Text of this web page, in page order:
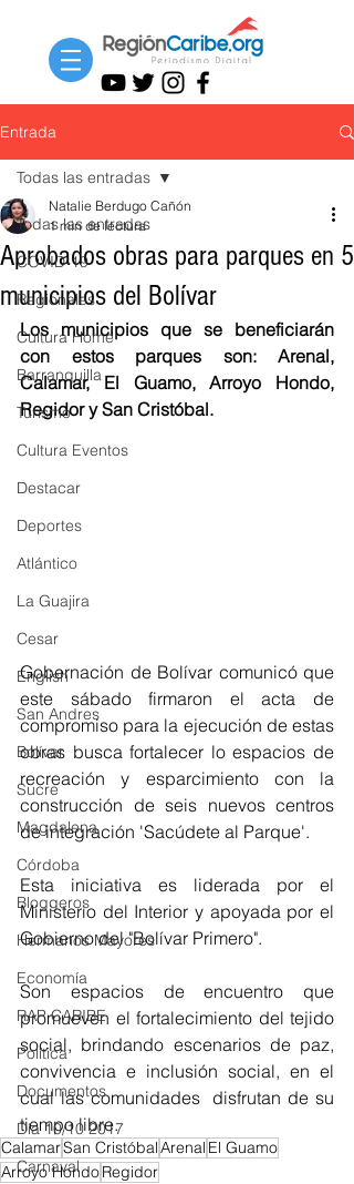
Entrada
Todas las entradas
COVID-19
Regionales
Cultura Home
Barranquilla
Turismo
Cultura Eventos
Destacar
Deportes
Atlántico
La Guajira
Cesar
English
San Andres
Bolívar
Sucre
Magdalena
Córdoba
Bloggeros
Hermanos Mayores
Economía
RAP CARIBE
Política
Documentos
Día 10/10 2017
Carnaval
Todas las entradas
Aprobados obras para parques en 5
municipios del Bolívar
Natalie Berdugo Cañón
1 min de lectura
Los municipios que se beneficiarán
con estos parques son: Arenal,
Calamar, El Guamo, Arroyo Hondo,
Regidor y San Cristóbal.
Gobernación de Bolívar comunicó que
este sábado firmaron el acta de
compromiso para la ejecución de estas
obras busca fortalecer lo espacios de
recreación y esparcimiento con la
construcción de seis nuevos centros
de integración 'Sacúdete al Parque'.
Esta iniciativa es liderada por el
Ministerio del Interior y apoyada por el
Gobierno del "Bolívar Primero".
Son espacios de encuentro que
promueven el fortalecimiento del tejido
social, brindando escenarios de paz,
convivencia e inclusión social, en el
cual las comunidades  disfrutan de su
tiempo libre.
CalamarSan CristóbalArenal El Guamo
Arroyo HondoRegidor